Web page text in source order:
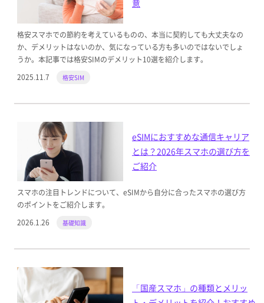
意
格安スマホでの節約を考えているものの、本当に契約しても大丈夫なの
か、デメリットはないのか、気になっている方も多いのではないでしょ
うか。本記事では格安SIMのデメリット10選を紹介します。
2025.11.7
格安SIM
eSIMにおすすめな通信キャリア
とは？2026年スマホの選び方を
ご紹介
スマホの注目トレンドについて、eSIMから自分に合ったスマホの選び方
のポイントをご紹介します。
2026.1.26
基礎知識
「国産スマホ」の種類とメリッ